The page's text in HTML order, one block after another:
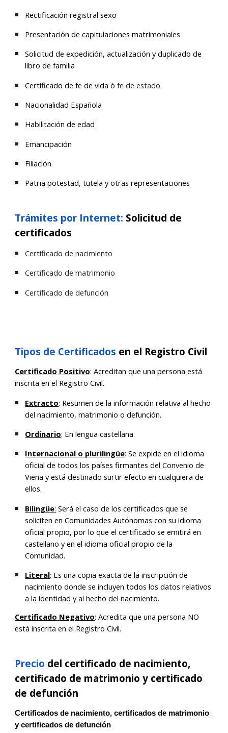
Rectificación registral sexo
Presentación de capitulaciones matrimoniales
Solicitud de expedición, actualización y duplicado de
libro de familia
Certificado de fe de vida ófe de estado
Nacionalidad Española
Habilitación de edad
Emancipación
Filiación
Patria potestad, tutela y otras representaciones
Trámites por Internet: Solicitud de
certificados
Certificado de nacimiento
Certificado de matrimonio
Certificado de defunción
Tipos de Certificados en el Registro Civil
Certificado Positivo: Acreditan que una persona está
inscrita en el Registro Civil.
Extracto: Resumen de la información relativa al hecho
del nacimiento, matrimonio o defunción.
Ordinario: En lengua castellana.
Internacional o plurilingüe:Se expide en el idioma
oficial de todos los países firmantes del Convenio de
Viena y está destinado surtir efecto en cualquiera de
ellos.
Bilingüe: Será el caso de los certificados que se
soliciten en Comunidades Autónomas con su idioma
oficial propio, por lo que el certificado se emitirá en
castellano y en el idioma oficial propio de la
Comunidad.
Literal: Es una copia exacta de la inscripción de
nacimiento donde se incluyen todos los datos relativos
a la identidad y al hecho del nacimiento.
Certificado Negativo:Acredita que una persona NO
está inscrita en el Registro Civil.
Precio del certificado de nacimiento,
certificado de matrimonio y certificado
de defunción
Certificados de nacimiento, certificados de matrimonio
y certificados de defunción